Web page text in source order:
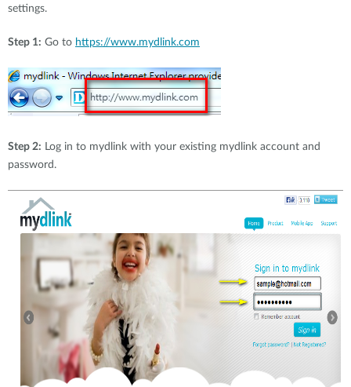
settings.
Step 1: Go to https://www.mydlink.com
Step 2: Log in to mydlink with your existing mydlink account and
password.